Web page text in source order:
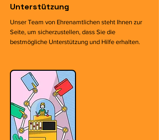
Unterstützung
Unser Team von Ehrenamtlichen steht Ihnen zur
Seite, um sicherzustellen, dass Sie die
bestmögliche Unterstützung und Hilfe erhalten.